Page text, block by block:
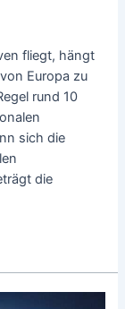
fliegt, hängt
Europa zu
rund 10
sich die
die